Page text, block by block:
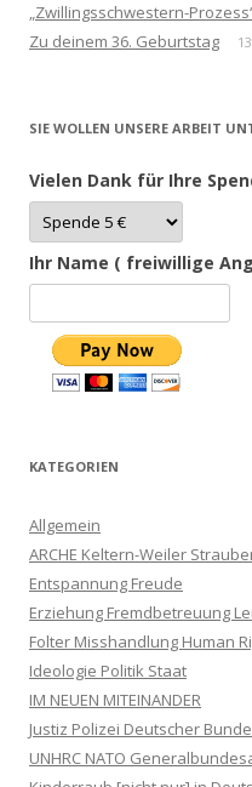
„Zwillingsschwestern-
Zu deinem 36. Geburtstag
SIE WOLLEN UNSERE ARBEIT
Vielen Dank für Ihre
Ihr Name ( freiwillige
KATEGORIEN
Allgemein
ARCHE Keltern-Weiler
Entspannung Freude
Erziehung Fremdbetreuung
Folter Misshandlung Human
Ideologie Politik Staat
IM NEUEN MITEINANDER
Justiz Polizei Deutscher
UNHRC NATO